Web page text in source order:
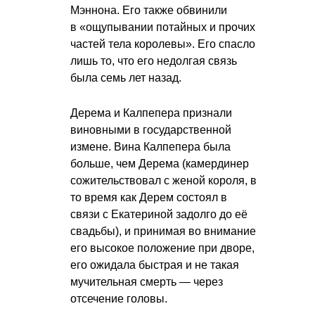
Мэннона. Его также обвинили
в «ощупывании потайных и прочих
частей тела королевы». Его спасло
лишь то, что его недолгая связь
была семь лет назад.
Дерема и Калпепера признали
виновными в государственной
измене. Вина Калпепера была
больше, чем Дерема (камердинер
сожительствовал с женой короля, в
то время как Дерем состоял в
связи с Екатериной задолго до её
свадьбы), и принимая во внимание
его высокое положение при дворе,
его ожидала быстрая и не такая
мучительная смерть — через
отсечение головы.